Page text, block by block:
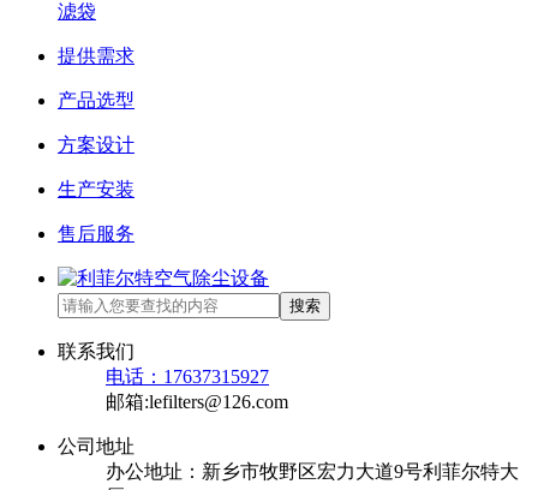
滤袋
提供需求
产品选型
方案设计
生产安装
售后服务
搜索
联系我们
电话：17637315927
邮箱:lefilters@126.com
公司地址
办公地址：新乡市牧野区宏力大道9号利菲尔特大